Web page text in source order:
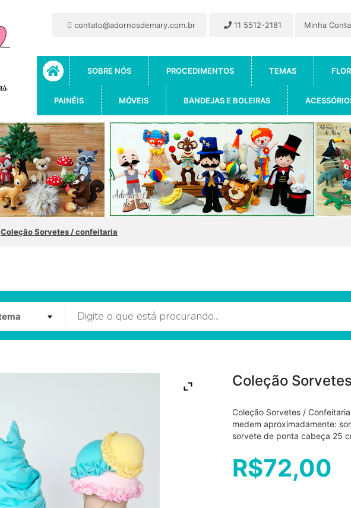
contato@adornosdemary.com.br 11 5512-2181 Minha Conta
SOBRE NÓS PROCEDIMENTOS TEMAS
PAINÉIS MÓVEIS BANDEJAS E BOLEIRAS
Coleção Sorvetes / confeitaria
Coleção
Coleção Sorvetes /
medem aproximadamente:
sorvete de ponta cabeça 25
R$72,00